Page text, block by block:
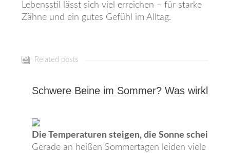
Lebensstil lässt sich viel erreichen – für starke
Zähne und ein gutes Gefühl im Alltag.
Related posts
Schwere Beine im Sommer? Was wirklich
Die Temperaturen steigen, die Sonne scheint
Gerade an heißen Sommertagen leiden viele